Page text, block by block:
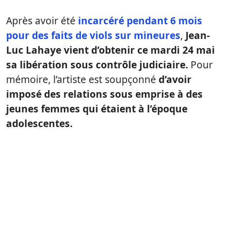
Après avoir été incarcéré pendant 6 mois
pour des faits de viols sur mineures, Jean-
Luc Lahaye vient d’obtenir ce mardi 24 mai
sa libération sous contrôle judiciaire. Pour
mémoire, l’artiste est soupçonné d’avoir
imposé des relations sous emprise à des
jeunes femmes qui étaient à l’époque
adolescentes.